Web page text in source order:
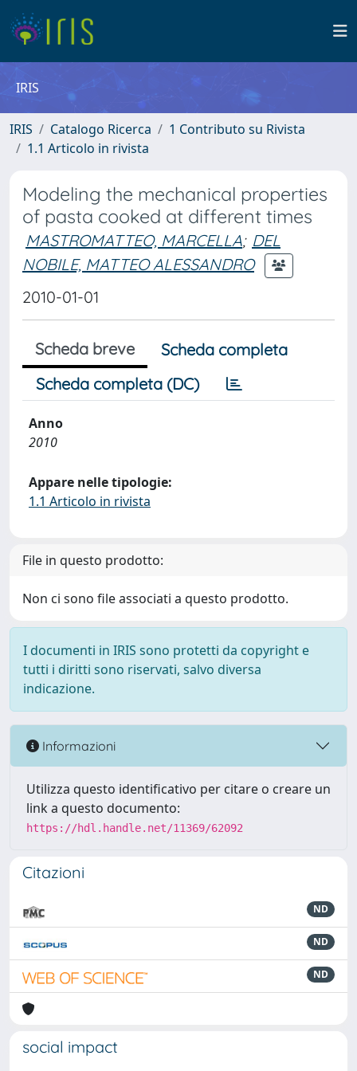
IRIS
IRIS Catalogo Ricerca
1 Contributo su Rivista
1.1 Articolo in rivista
Modeling the mechanical properties
of pasta cooked at different times
MASTROMATTEO, MARCELLA; DEL
NOBILE, MATTEO ALESSANDRO
2010-01-01
Scheda breve
Scheda completa
Scheda completa (DC)
Anno
2010
Appare nelle tipologie:
1.1 Articolo in rivista
File in questo prodotto:
Non ci sono file associati a questo prodotto.
I documenti in IRIS sono protetti da copyright e
tutti i diritti sono riservati, salvo diversa
indicazione.
Informazioni
Utilizza questo identificativo per citare o creare un
link a questo documento:
https://hdl.handle.net/11369/62092
Citazioni
ND
ND
ND
social impact